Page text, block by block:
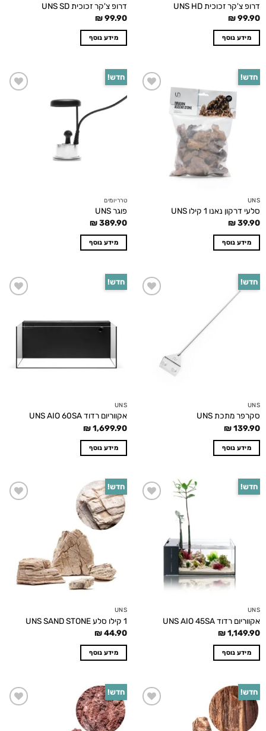
דרופ צ'קר זכוכית UNS HD
₪99.90
מידע נוסף
דרופ צ'קר זכוכית UNS SD
₪99.90
מידע נוסף
חדש!
UNS
סלעי דרקון נאנו 1 קילו UNS
₪39.90
מידע נוסף
חדש!
טרריומים
פוגר UNS
₪389.90
מידע נוסף
חדש!
UNS
סקרפר מתכת UNS
₪139.90
מידע נוסף
חדש!
UNS
אקווריום רדוד UNS AIO 60SA
₪1,699.90
מידע נוסף
חדש!
UNS
אקווריום רדוד UNS AIO 45SA
₪1,149.90
מידע נוסף
חדש!
UNS
1 קילו סלע UNS SAND STONE
₪44.90
מידע נוסף
חדש! חדש!